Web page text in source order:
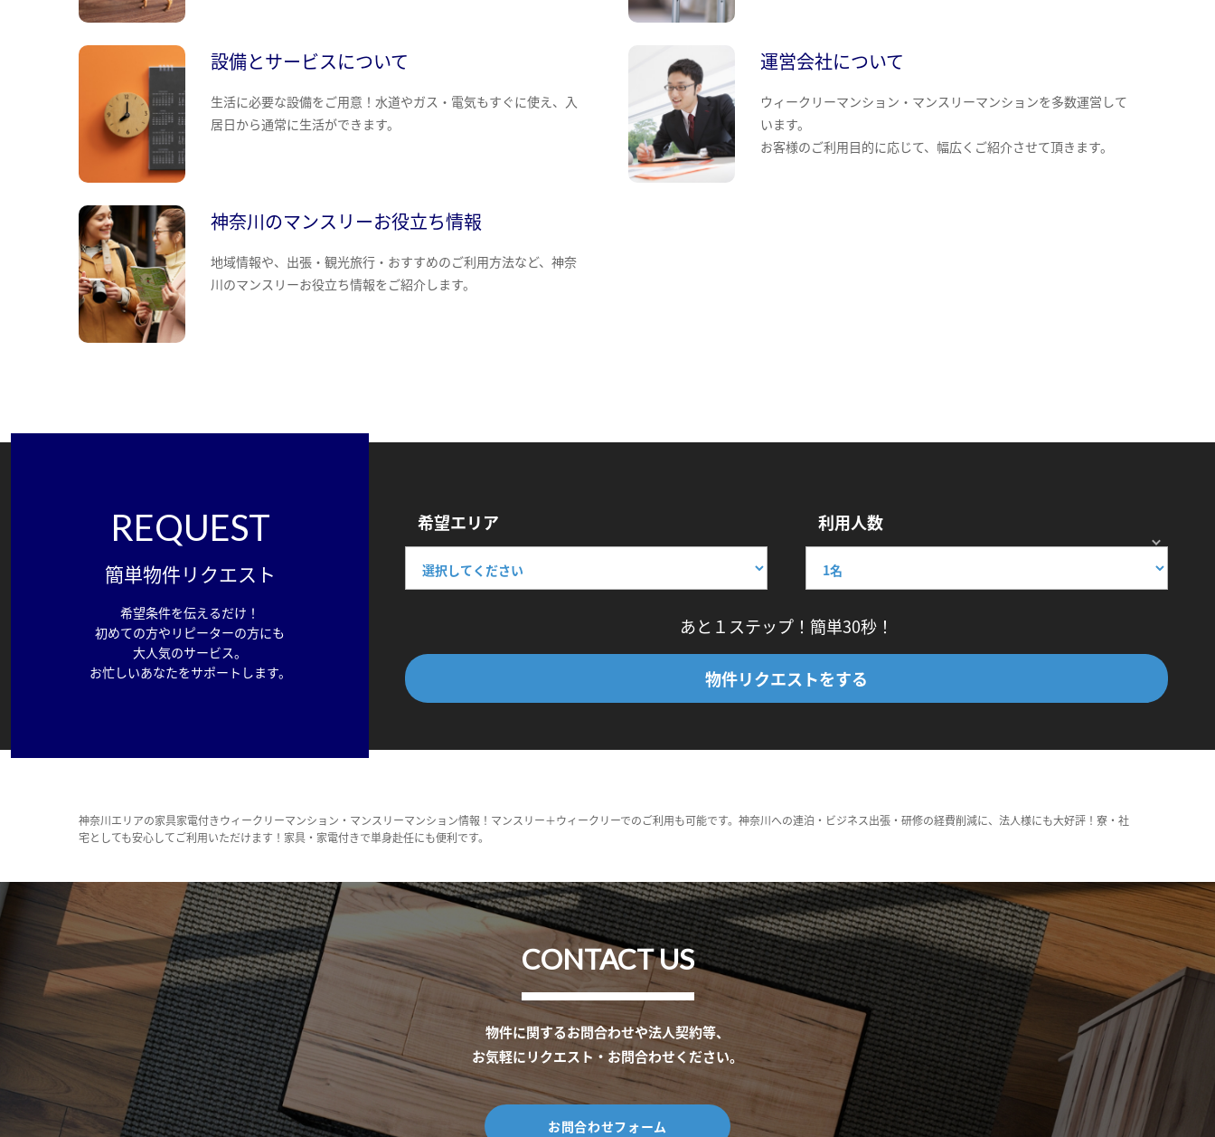
設備とサービスについて
生活に必要な設備をご用意！水道やガス・電気もすぐに使え、入
居日から通常に生活ができます。
運営会社について
ウィークリーマンション・マンスリーマンションを多数運営して
います。
お客様のご利用目的に応じて、幅広くご紹介させて頂きます。
神奈川のマンスリーお役立ち情報
地域情報や、出張・観光旅行・おすすめのご利用方法など、神奈
川のマンスリーお役立ち情報をご紹介します。
REQUEST
簡単物件リクエスト
希望条件を伝えるだけ！
初めての方やリピーターの方にも
大人気のサービス。
お忙しいあなたをサポートします。
希望エリア 利用人数
あと１ステップ！簡単30秒！
物件リクエストをする
神奈川エリアの家具家電付きウィークリーマンション・マンスリーマンション情報！マンスリー＋ウィークリーでのご利用も可能です。神奈川への連泊・ビジネス出張・研修の経費削減に、法人様にも大好評！寮・社
宅としても安心してご利用いただけます！家具・家電付きで単身赴任にも便利です。
CONTACT US
物件に関するお問合わせや法人契約等、
お気軽にリクエスト・お問合わせください。
お問合わせフォーム